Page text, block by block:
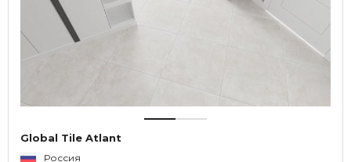
Global Tile Atlant
Россия